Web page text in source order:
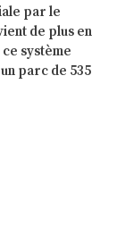
par le
de plus en
système
parc de 535